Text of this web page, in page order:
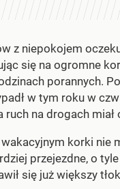
z niepokojem
się na ogromne
porannych.
w tym roku w
ruch na drogach miał
korki nie
przejezdne, o
się już większy